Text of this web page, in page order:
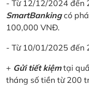
- Từ 12/12/2024 đến
SmartBankingcó
100,000 VNĐ.
- Từ 10/01/2025 đến
+ Gửi tiết kiệmtại
tháng số tiền từ 200